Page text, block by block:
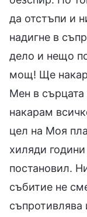
да отстъпи и
надигне в
дело и нещо
мощ! Ще
Мен в
накарам
цел на Моя
хиляди
постановил.
събитие не
съпротивлява